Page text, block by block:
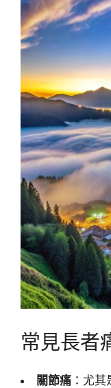
常見長者
關節痛 ：尤